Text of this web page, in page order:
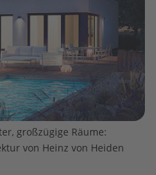
großzügige Räume:
von Heinz von Heiden